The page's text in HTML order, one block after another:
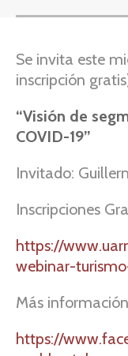
Se invita este
inscripción
“Visión de
COVID-19”
Invitado:
Inscripciones
https://
webinar-
Más
https://